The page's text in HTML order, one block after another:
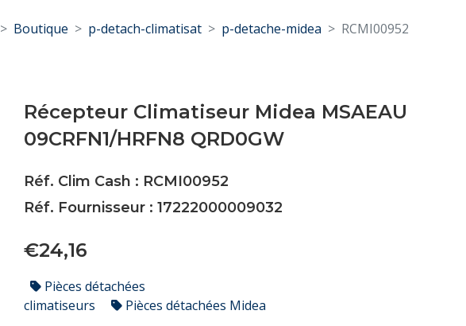
Boutique p-detach-climatisat p-detache-midea RCMI00952
Récepteur Climatiseur Midea MSAEAU
09CRFN1/HRFN8 QRD0GW
Réf. Clim Cash : RCMI00952
Réf. Fournisseur : 17222000009032
€24,16
Pièces détachées
climatiseurs
Pièces détachées Midea